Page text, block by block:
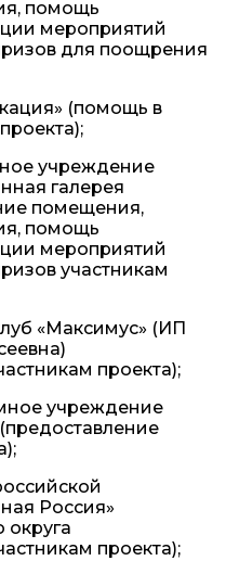
помощь
мероприятий
для поощрения
(помощь в
учреждение
галерея
помещения,
помощь
мероприятий
участникам
«Максимус» (ИП
проекта);
учреждение
Россия»
округа
проекта);